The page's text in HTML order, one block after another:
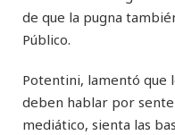
de que la pugna
Público.
Potentini, lamentó que
deben hablar por
mediático, sienta las